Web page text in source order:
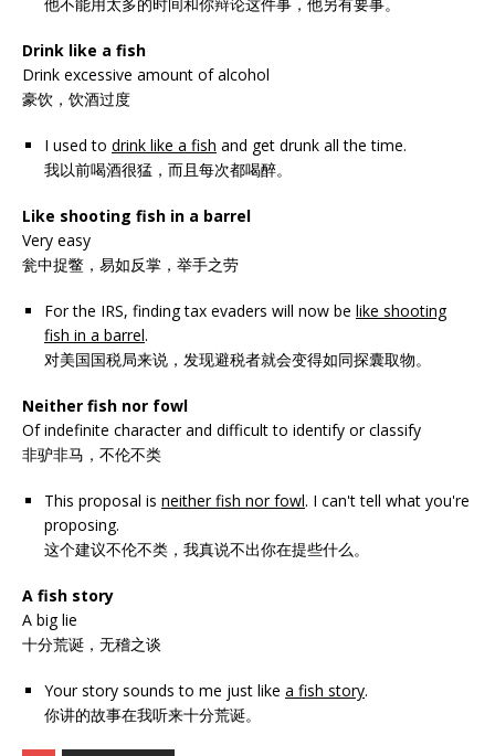
Drink like a fish
Drink excessive amount of alcohol
豪饮，饮酒过度
I used to drink like a fish and get drunk all the time.
我以前喝酒很猛，而且每次都喝醉。
Like shooting fish in a barrel
Very easy
瓮中捉鳖，易如反掌，举手之劳
For the IRS, finding tax evaders will now be like shooting
fish in a barrel.
对美国国税局来说，发现避税者就会变得如同探囊取物。
Neither fish nor fowl
Of indefinite character and difficult to identify or classify
非驴非马，不伦不类
This proposal is neither fish nor fowl. I can't tell what you're
proposing.
这个建议不伦不类，我真说不出你在提些什么。
A fish story
A big lie
十分荒诞，无稽之谈
Your story sounds to me just like a fish story.
你讲的故事在我听来十分荒诞。